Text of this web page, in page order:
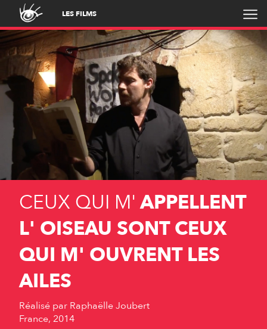
LES FILMS
CEUX QUI M' APPELLENT
L' OISEAU SONT CEUX
QUI M' OUVRENT LES
AILES
Réalisé par Raphaëlle Joubert
France, 2014